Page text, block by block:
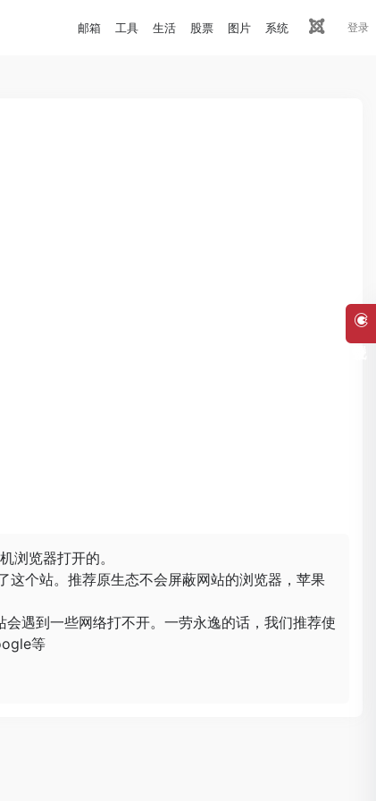
邮箱 工具 生活 股票 图片 系统 登录
浏览器打开的。
这个站。推荐原生态不会屏蔽网站的浏览器，苹果
遇到一些网络打不开。一劳永逸的话，我们推荐使
等